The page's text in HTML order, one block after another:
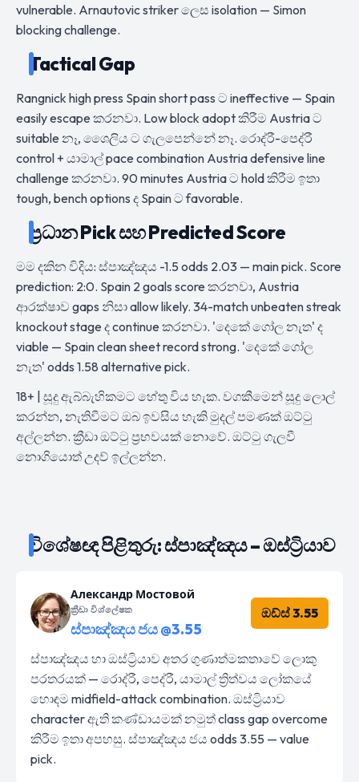
vulnerable. Arnautovic striker ලෙස isolation — Simon
blocking challenge.
Tactical Gap
Rangnick high press Spain short pass ට ineffective — Spain
easily escape කරනවා. Low block adopt කිරීම Austria ට
suitable නෑ, ශෛලිය ට ගැලපෙන්නේ නෑ. රොද්රී-පෙද්රී
control + යාමාල් pace combination Austria defensive line
challenge කරනවා. 90 minutes Austria ට hold කිරීම ඉතා
tough, bench options ද Spain ට favorable.
ප්‍රධාන Pick සහ Predicted Score
මම දකින විදිය: ස්පාඤ්ඤය -1.5 odds 2.03 — main pick. Score
prediction: 2:0. Spain 2 goals score කරනවා, Austria
ආරක්ෂාව gaps නිසා allow likely. 34-match unbeaten streak
knockout stage ද continue කරනවා. 'දෙකේ ගෝල නැත' ද
viable — Spain clean sheet record strong. 'දෙකේ ගෝල
නැත' odds 1.58 alternative pick.
18+ | සූදු ඇබ්බැහිකමට හේතු විය හැක. වගකීමෙන් සූදු ලොල්
කරන්න, නැතිවීමට ඔබ ඉවසිය හැකි මුදල් පමණක් ඔට්ටු
අල්ලන්න. ක්‍රීඩා ඔට්ටු ප්‍රභවයක් නොවේ. ඔට්ටු ගැලවී
නොගියොත් උදව් ඉල්ලන්න.
විශේෂඥ පිළිතුරු: ස්පාඤ්ඤය – ඔස්ට්‍රියාව
Александр Мостовой
ක්‍රීඩා විශ්ලේෂක
ස්පාඤ්ඤය ජය @3.55
ඔඩ්ස් 3.55
ස්පාඤ්ඤය හා ඔස්ට්‍රියාව අතර ගුණාත්මකතාවේ ලොකු
පරතරයක් — රොද්රී, පෙද්රී, යාමාල් ත්‍රිත්වය ලෝකයේ
හොඳම midfield-attack combination. ඔස්ට්‍රියාව
character ඇති කණ්ඩායමක් නමුත් class gap overcome
කිරීම ඉතා අපහසු. ස්පාඤ්ඤය ජය odds 3.55 — value
pick.